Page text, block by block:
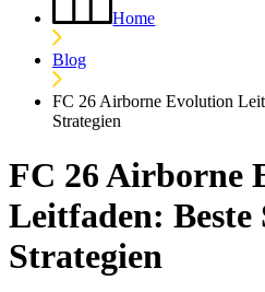
Home
Blog
FC 26 Airborne Evolution
Strategien
FC 26 Airborne
Leitfaden: Beste
Strategien